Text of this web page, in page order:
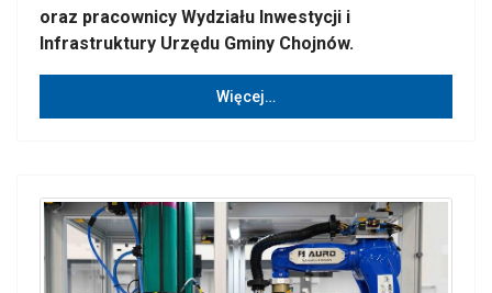
oraz pracownicy Wydziału Inwestycji i
Infrastruktury Urzędu Gminy Chojnów.
Więcej…